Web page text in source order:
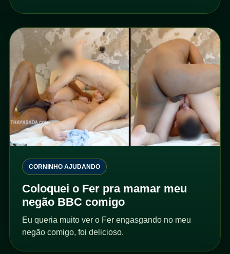
CORNINHO AJUDANDO
Coloquei o Fer pra mamar meu
negão BBC comigo
Eu queria muito ver o Fer engasgando no meu
negão comigo, foi delicioso.